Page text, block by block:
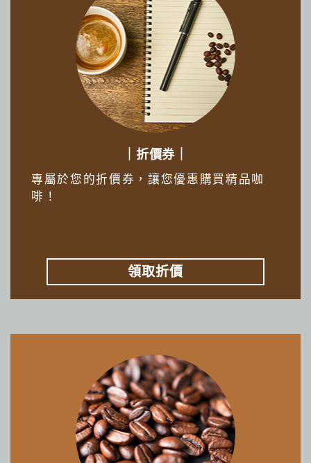
｜折價券｜
專屬於您的折價券，讓您優惠購買精品咖
啡！
領取折價